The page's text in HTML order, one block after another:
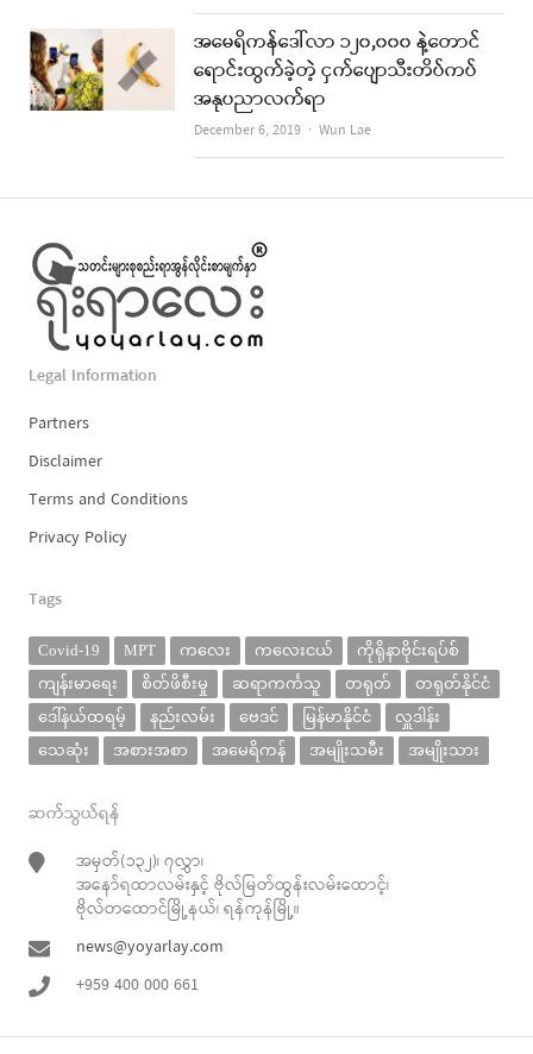
အမေရိကန်ဒေါ်လာ ၁၂၀,၀၀၀ နဲ့တောင်
ရောင်းထွက်ခဲ့တဲ့ ငှက်ပျောသီးတိပ်ကပ်
အနုပညာလက်ရာ
December 6, 2019 Author
Wun Lae
Legal Information
Partners
Disclaimer
Terms and Conditions
Privacy Policy
Tags
Covid-19 MPT ကလေး ကလေးငယ်
ကိုရိုနာဗိုင်းရပ်စ်
ကျန်းမာရေး
စိတ်ဖိစီးမှု ဆရာကင်္ကသူ တရုတ်
တရုတ်နိုင်ငံ
ဒေါ်နယ်ထရမ့်
နည်းလမ်း ဗေဒင် မြန်မာနိုင်ငံ
လှူဒါန်း
သေဆုံး
အစားအစာ အမေရိကန် အမျိုးသမီး အမျိုးသား
ဆက်သွယ်ရန်
အမှတ်(၁၃၂)၊ ၇လွှာ၊
အနော်ရထာလမ်းနှင့် ဗိုလ်မြတ်ထွန်းလမ်းထောင့်၊
ဗိုလ်တထောင်မြို့နယ်၊ ရန်ကုန်မြို့။
news@yoyarlay.com
+959 400 000 661